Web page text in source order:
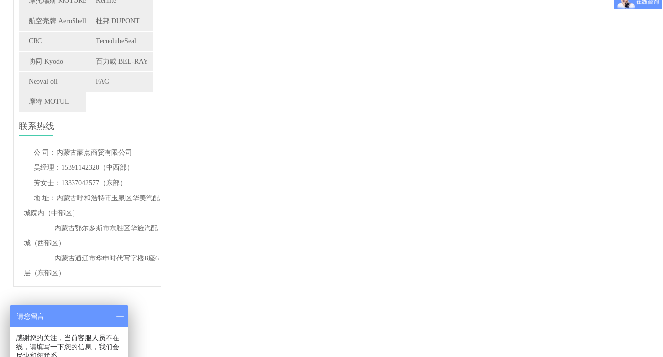
航空壳牌 AeroShell 杜邦 DUPONT
CRC TecnolubeSeal
协同 Kyodo 百力威 BEL-RAY
Neoval oil FAG
摩特 MOTUL
联系热线
公 司：内蒙古蒙点商贸有限公司
吴经理：15391142320（中西部）
芳女士：13337042577（东部）
地 址：内蒙古呼和浩特市玉泉区华美汽配
城院内（中部区）
内蒙古鄂尔多斯市东胜区华旌汽配
城（西部区）
内蒙古通辽市华申时代写字楼B座6
层（东部区）
请您留言
感谢您的关注，当前客服人员不在
线，请填写一下您的信息，我们会